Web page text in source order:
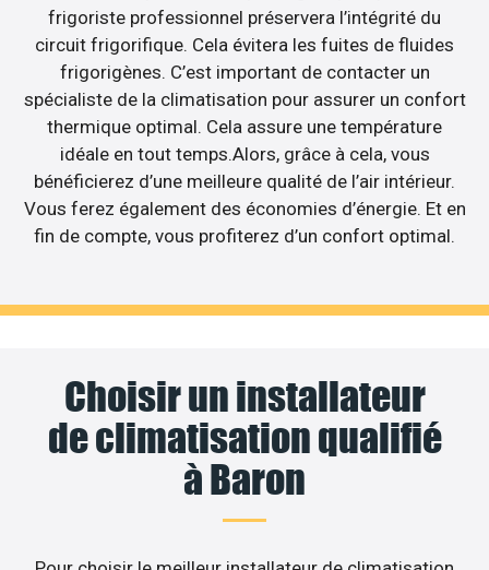
frigoriste professionnel préservera l’intégrité du
circuit frigorifique. Cela évitera les fuites de fluides
frigorigènes. C’est important de contacter un
spécialiste de la climatisation pour assurer un confort
thermique optimal. Cela assure une température
idéale en tout temps.Alors, grâce à cela, vous
bénéficierez d’une meilleure qualité de l’air intérieur.
Vous ferez également des économies d’énergie. Et en
fin de compte, vous profiterez d’un confort optimal.
Choisir un installateur
de climatisation qualifié
à Baron